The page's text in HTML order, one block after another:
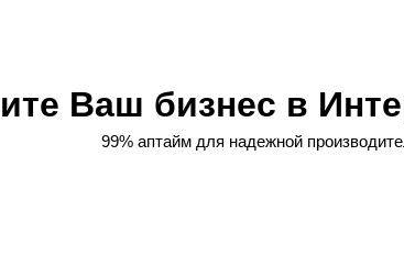
Ваш бизнес в
99% аптайм для надежной